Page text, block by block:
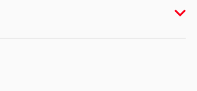
#vorpommern
#visitgermany
#middleages